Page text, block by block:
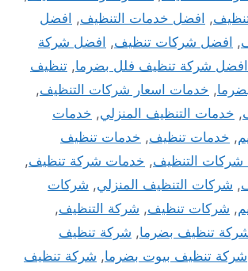
, افضل خدمات التنظيف, افضل
, افضل شركات تنظيف, افضل شركة
افضل شركة تنظيف فلل بضرما, تنظيف
, خدمات اسعار شركات التنظيف,
, خدمات التنظيف المنزلي, خدمات
, خدمات تنظيف, خدمات تنظيف
التنظيف, خدمات شركة تنظيف,
, شركات التنظيف المنزلي, شركات
, شركات تنظيف, شركة التنظيف,
تنظيف بضرما, شركة تنظيف
شركة تنظيف بيوت بضرما, شركة تنظيف